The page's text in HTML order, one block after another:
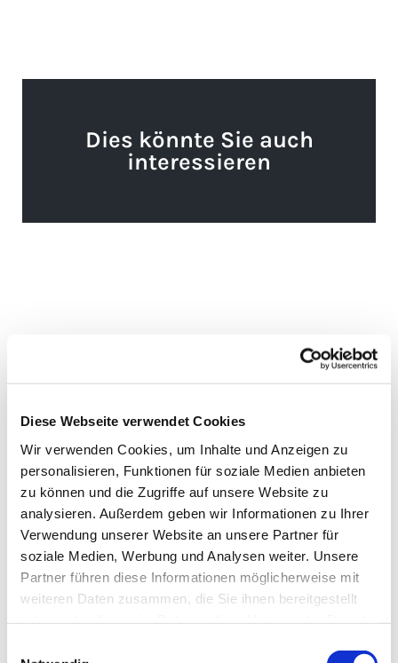
Diese Webseite verwendet Cookies
Wir verwenden Cookies, um Inhalte und Anzeigen zu
personalisieren, Funktionen für soziale Medien anbieten
zu können und die Zugriffe auf unsere Website zu
analysieren. Außerdem geben wir Informationen zu Ihrer
Verwendung unserer Website an unsere Partner für
soziale Medien, Werbung und Analysen weiter. Unsere
Partner führen diese Informationen möglicherweise mit
weiteren Daten zusammen, die Sie ihnen bereitgestellt
Dies könnte Sie auch
interessieren